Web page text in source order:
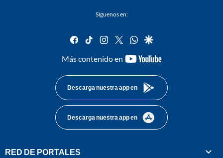
Síguenos en:
facebook
tiktok instagram
twitterwhatsapp
google
Más contenido en
youtube-
Descarga nuestra app en
Descarga nuestra app en
RED DE PORTALES